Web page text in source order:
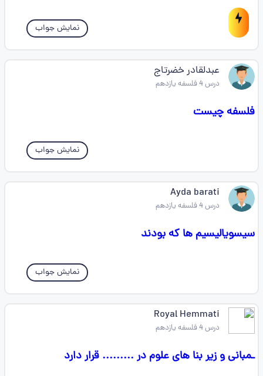
نمایش جواب
عبدلقادر خضرتاج
درس 4 فلسفه یازدهم
فلسفه چیست
نمایش جواب
Ayda barati
درس 4 فلسفه یازدهم
سیسویالیسیم ها که بودند
نمایش جواب
Royal Hemmati
درس 4 فلسفه یازدهم
ـمبانی و زیر بنا های علوم در ......... قرار دارد